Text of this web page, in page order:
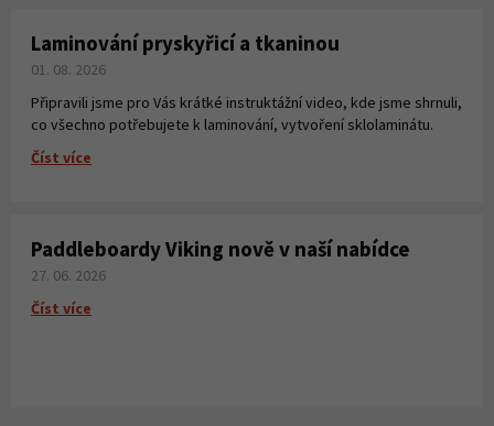
Laminování pryskyřicí a tkaninou
01. 08. 2026
Připravili jsme pro Vás krátké instruktážní video, kde jsme shrnuli,
co všechno potřebujete k laminování, vytvoření sklolaminátu.
Číst více
Paddleboardy Viking nově v naší nabídce
27. 06. 2026
Číst více